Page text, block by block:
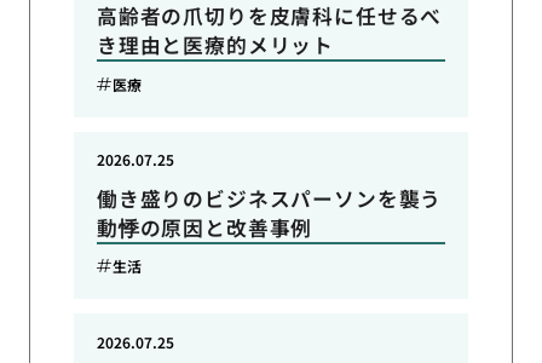
高齢者の爪切りを皮膚科に任せるべ
き理由と医療的メリット
医療
働き盛りのビジネスパーソンを襲う
動悸の原因と改善事例
2026.07.25
生活
2026.07.25